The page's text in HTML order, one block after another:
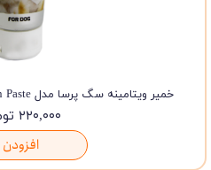
خمیر ویتامینه سگ پرسا مدل Multi Vitamin Paste وزن 100 گرم
۲۲۰,۰۰۰ تومان
افزودن